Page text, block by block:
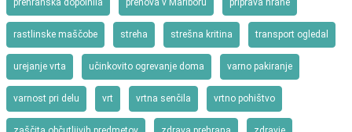
rastlinske maščobe streha strešna kritina transport ogledal
urejanje vrta učinkovito ogrevanje doma varno pakiranje
varnost pri delu vrt vrtna senčila vrtno pohištvo